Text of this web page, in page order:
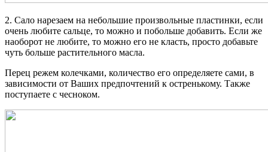
2. Сало нарезаем на небольшие произвольные пластинки, если
очень любите сальце, то можно и побольше добавить. Если же
наоборот не любите, то можно его не класть, просто добавьте
чуть больше растительного масла.
Перец режем колечками, количество его определяете сами, в
зависимости от Ваших предпочтений к остренькому. Также
поступаете с чесноком.